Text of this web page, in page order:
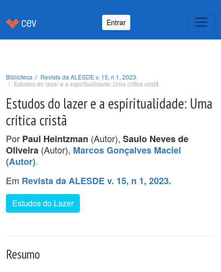
Entrar
Biblioteca
Revista da ALESDE v. 15, n 1, 2023.
Estudos do lazer e a espiritualidade: Uma crítica cristã
Estudos do lazer e a espiritualidade: Uma
crítica cristã
Por Paul Heintzman (Autor), Saulo Neves de
Oliveira (Autor), Marcos Gonçalves Maciel
(Autor).
Em Revista da ALESDE v. 15, n 1, 2023.
Estudos do Lazer
Resumo